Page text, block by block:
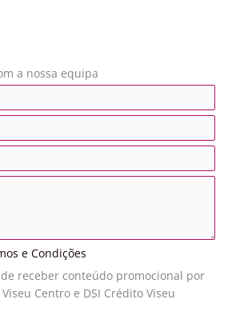
a nossa equipa
e Condições
receber conteúdo promocional por
Centro e DSI Crédito Viseu